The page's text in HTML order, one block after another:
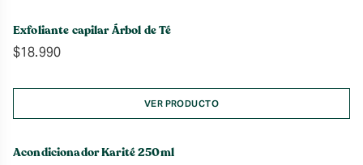
Exfoliante capilar Árbol de Té
$18.990
VER PRODUCTO
Acondicionador Karité 250ml